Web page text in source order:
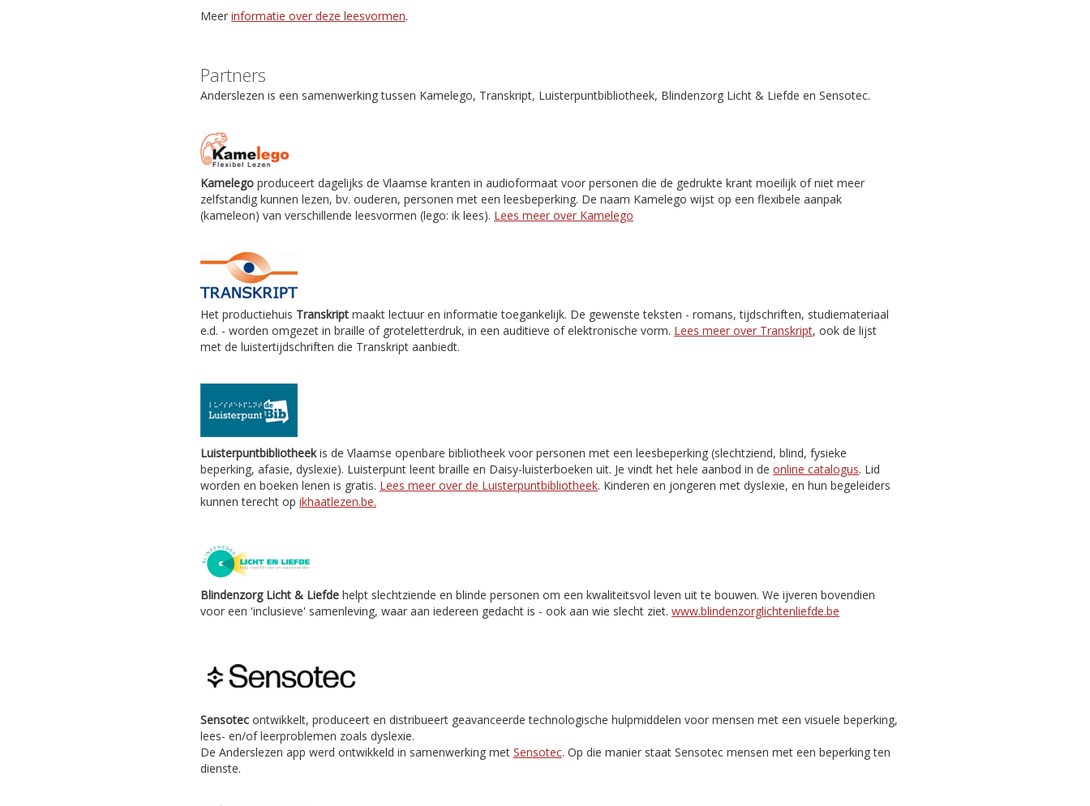
Meer informatie over deze leesvormen.
Partners
Anderslezen is een samenwerking tussen Kamelego, Transkript, Luisterpuntbibliotheek, Blindenzorg Licht & Liefde en Sensotec.
Kamelego produceert dagelijks de Vlaamse kranten in audioformaat voor personen die de gedrukte krant moeilijk of niet meer
zelfstandig kunnen lezen, bv. ouderen, personen met een leesbeperking. De naam Kamelego wijst op een flexibele aanpak
(kameleon) van verschillende leesvormen (lego: ik lees). Lees meer over Kamelego
Het productiehuis Transkript maakt lectuur en informatie toegankelijk. De gewenste teksten - romans, tijdschriften, studiemateriaal
e.d. - worden omgezet in braille of groteletterdruk, in een auditieve of elektronische vorm. Lees meer over Transkript, ook de lijst
met de luistertijdschriften die Transkript aanbiedt.
Luisterpuntbibliotheekis de Vlaamse openbare bibliotheek voor personen met een leesbeperking (slechtziend, blind, fysieke
beperking, afasie, dyslexie). Luisterpunt leent braille en Daisy-luisterboeken uit. Je vindt het hele aanbod in de online catalogus. Lid
worden en boeken lenen is gratis. Lees meer over de Luisterpuntbibliotheek. Kinderen en jongeren met dyslexie, en hun begeleiders
kunnen terecht op ikhaatlezen.be.
Blindenzorg Licht & Liefde helpt slechtziende en blinde personen om een kwaliteitsvol leven uit te bouwen. We ijveren bovendien
voor een 'inclusieve' samenleving, waar aan iedereen gedacht is - ook aan wie slecht ziet. www.blindenzorglichtenliefde.be
Sensotec ontwikkelt, produceert en distribueert geavanceerde technologische hulpmiddelen voor mensen met een visuele beperking,
lees- en/of leerproblemen zoals dyslexie.
De Anderslezen app werd ontwikkeld in samenwerking met Sensotec. Op die manier staat Sensotec mensen met een beperking ten
dienste.